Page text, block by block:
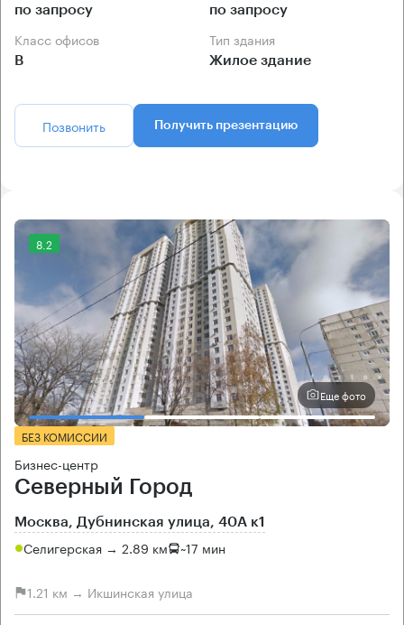
по запросу по запросу
Класс офисов
B
Тип здания
Жилое здание
Позвонить Получить презентацию
8.2
Еще фото
БЕЗ КОМИССИИ
Бизнес-центр
Северный Город
Москва, Дубнинская улица, 40А к1
Селигерская → 2.89 км ~17 мин
1.21 км → Икшинская улица